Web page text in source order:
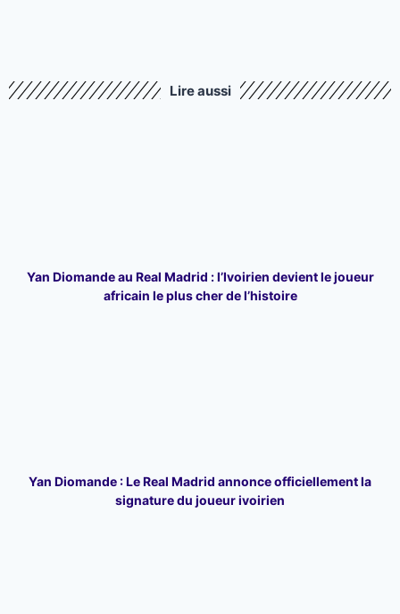
Lire aussi
Yan Diomande au Real Madrid : l’Ivoirien devient le joueur
africain le plus cher de l’histoire
Yan Diomande : Le Real Madrid annonce officiellement la
signature du joueur ivoirien